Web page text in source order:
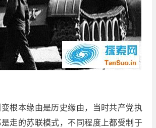
根本缘由是历史缘由，当时共产党执
走的苏联模式，不同程度上都受制于